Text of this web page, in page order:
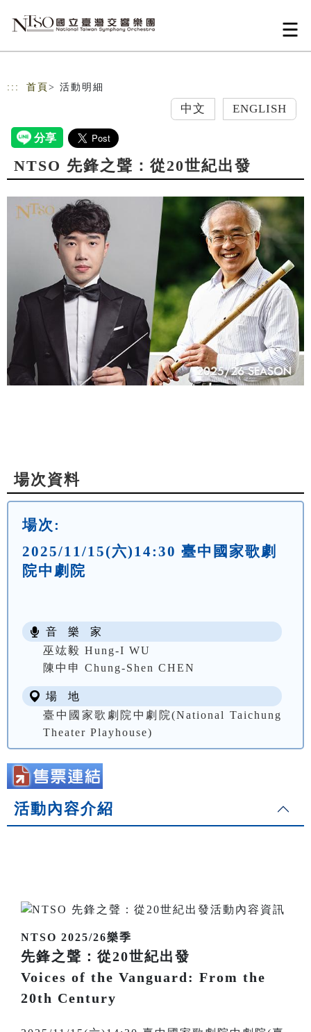
::: 首頁 > 活動明細
中文 ENGLISH
NTSO 先鋒之聲：從20世紀出發
場次資料
場次:
2025/11/15(六)14:30 臺中國家歌劇
院中劇院
音 樂 家
巫竑毅 Hung-I WU
陳中申 Chung-Shen CHEN
場 地
臺中國家歌劇院中劇院(National Taichung
Theater Playhouse)
活動內容介紹
NTSO 2025/26樂季
先鋒之聲：從20世紀出發
Voices of the Vanguard: From the
20th Century